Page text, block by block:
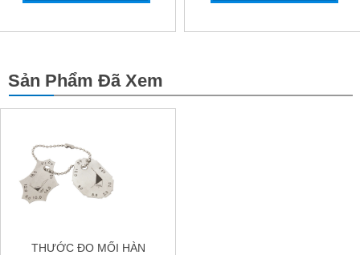
Sản Phẩm Đã Xem
THƯỚC ĐO MỐI HÀN